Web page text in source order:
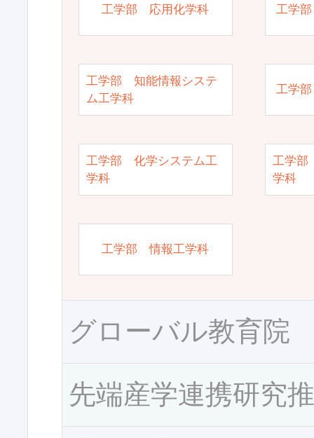
工学部 応用化学科 工学
工学部 知能情報システ
ム工学科
工学
工学部 化学システム工
学科
工学部
学科
工学部 情報工学科
グローバル教育院
先端産学連携研究